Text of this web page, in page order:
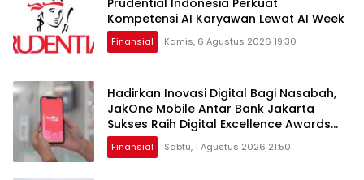
Prudential Indonesia Perkuat
Kompetensi AI Karyawan Lewat AI Week
Finansial Kamis, 6 Agustus 2026 19:30
Hadirkan Inovasi Digital Bagi Nasabah,
JakOne Mobile Antar Bank Jakarta
Sukses Raih Digital Excellence Awards
2026
Finansial Sabtu, 1 Agustus 2026 21:50